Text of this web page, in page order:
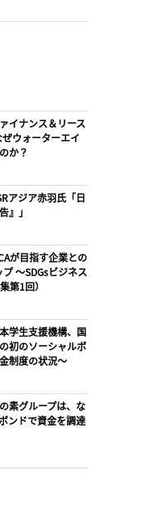
イナンス＆リース
ウォーターエイ
か？
アジア赤羽氏「日
』」
が目指す企業との
〜SDGsビジネス
第1回）
学生支援機構、国
初のソーシャルボ
制度の状況〜
素グループは、な
ンドで資金を調達